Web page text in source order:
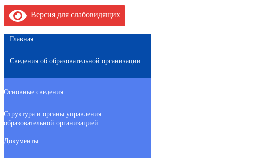
Версия для слабовидящих
Главная
Сведения об образовательной организации
Основные сведения
Структура и органы управления
образовательной организацией
Документы